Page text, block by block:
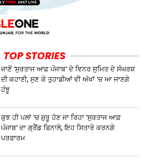
TOP STORIES
ਜਾਣੋਂ ‘ਸੁਰਤਾਜ ਆਫ਼ ਪੰਜਾਬ’ ਦੇ ਵਿਨਰ ਸੁਮਿਤ ਦੇ ਸੰਘਰਸ਼
ਦੀ ਕਹਾਣੀ, ਸੁਣ ਕੇ ਤੁਹਾਡੀਆਂ ਵੀ ਅੱਖਾਂ ‘ਚ ਆ ਜਾਣਗੇ
ਹੰਝੂ
ਕੁਝ ਹੀ ਪਲਾਂ ‘ਚ ਸ਼ੁਰੂ ਹੋਣ ਜਾ ਰਿਹਾ ‘ਸੁਰਤਾਜ ਆਫ਼
ਪੰਜਾਬ’ ਦਾ ਗ੍ਰੈਂਡ ਫਿਨਾਲੇ, ਇਹ ਸਿਤਾਰੇ ਕਰਨਗੇ
ਪਰਫਾਰਮ